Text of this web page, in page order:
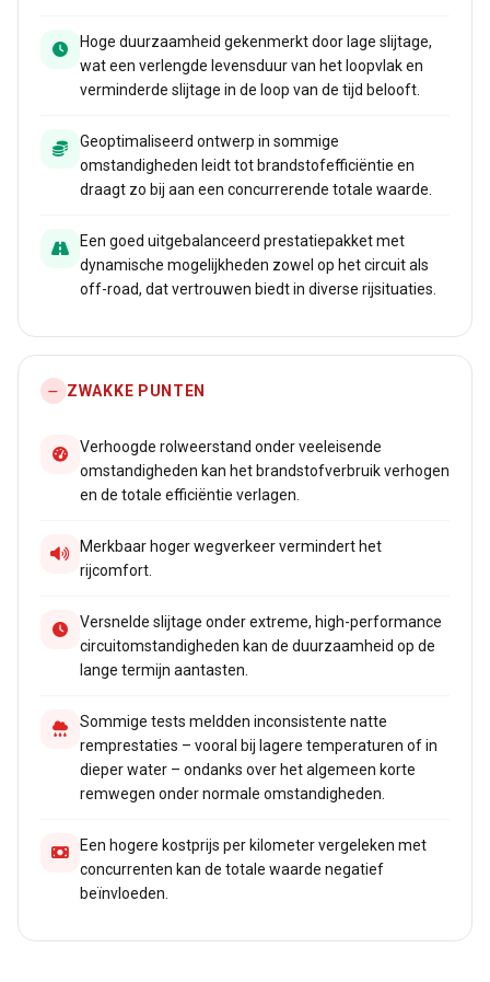
Hoge duurzaamheid gekenmerkt door lage slijtage,
wat een verlengde levensduur van het loopvlak en
verminderde slijtage in de loop van de tijd belooft.
Geoptimaliseerd ontwerp in sommige
omstandigheden leidt tot brandstofefficiëntie en
draagt zo bij aan een concurrerende totale waarde.
Een goed uitgebalanceerd prestatiepakket met
dynamische mogelijkheden zowel op het circuit als
off-road, dat vertrouwen biedt in diverse rijsituaties.
ZWAKKE PUNTEN
Verhoogde rolweerstand onder veeleisende
omstandigheden kan het brandstofverbruik verhogen
en de totale efficiëntie verlagen.
Merkbaar hoger wegverkeer vermindert het
rijcomfort.
Versnelde slijtage onder extreme, high-performance
circuitomstandigheden kan de duurzaamheid op de
lange termijn aantasten.
Sommige tests meldden inconsistente natte
remprestaties – vooral bij lagere temperaturen of in
dieper water – ondanks over het algemeen korte
remwegen onder normale omstandigheden.
Een hogere kostprijs per kilometer vergeleken met
concurrenten kan de totale waarde negatief
beïnvloeden.